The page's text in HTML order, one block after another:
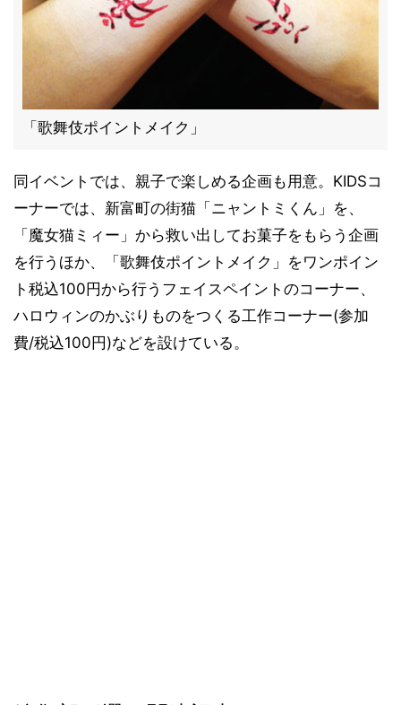
「歌舞伎ポイントメイク」
同イベントでは、親子で楽しめる企画も用意。KIDSコ
ーナーでは、新富町の街猫「ニャントミくん」を、
「魔女猫ミィー」から救い出してお菓子をもらう企画
を行うほか、「歌舞伎ポイントメイク」をワンポイン
ト税込100円から行うフェイスペイントのコーナー、
ハロウィンのかぶりものをつくる工作コーナー(参加
費/税込100円)などを設けている。